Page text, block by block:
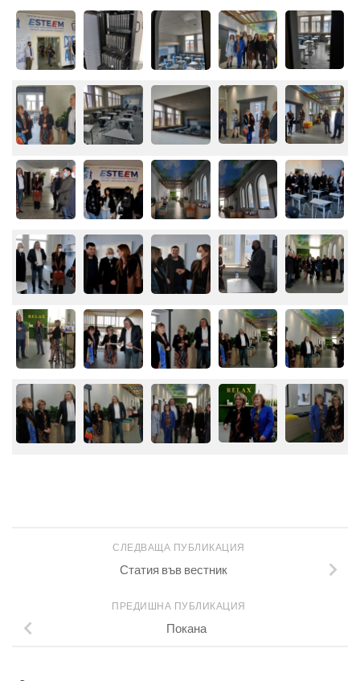
СЛЕДВАЩА ПУБЛИКАЦИЯ
Статия във вестник
ПРЕДИШНА ПУБЛИКАЦИЯ
Покана